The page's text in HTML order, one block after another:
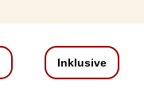
Inklusive